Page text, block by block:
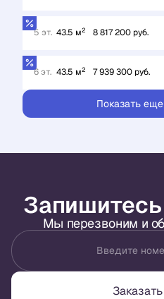
5 эт. 43.5 м2 8 817 200 руб.
6 эт. 43.5 м2 7 939 300 руб.
Показать
Мы перезвоним и
Введите